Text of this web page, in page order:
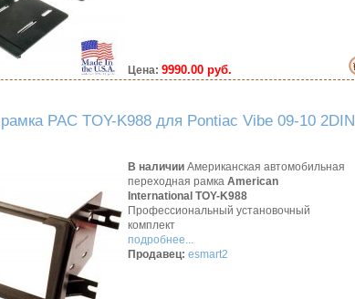
Цена: 9990.00 руб.
PAC TOY-K988 для Pontiac Vibe 09-10 2DIN
В наличии Американская автомобильная
переходная рамка American
International TOY-K988
Профессиональный установочный
комплект
подробнее...
Продавец: esmart2